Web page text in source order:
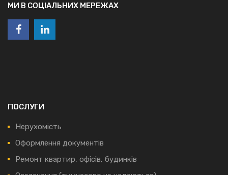
МИ В СОЦІАЛЬНИХ МЕРЕЖАХ
ПОСЛУГИ
Нерухомість
Оформлення документів
Ремонт квартир, офісів, будинків